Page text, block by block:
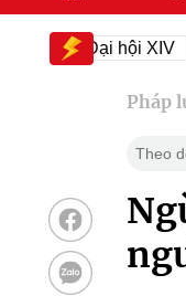
Đại hội XIV
Pháp
Theo